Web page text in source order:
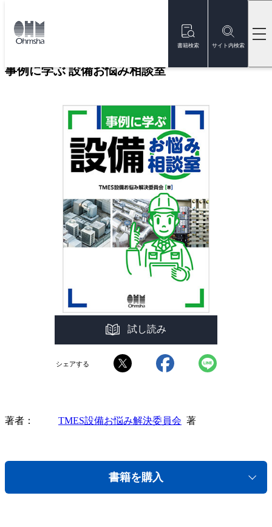
書籍検索 サイト内検索
トップ
事例に学ぶ 設備お悩み相談室
試し読み
シェアする
著者 TMES設備お悩み解決委員会 著
書籍を購入